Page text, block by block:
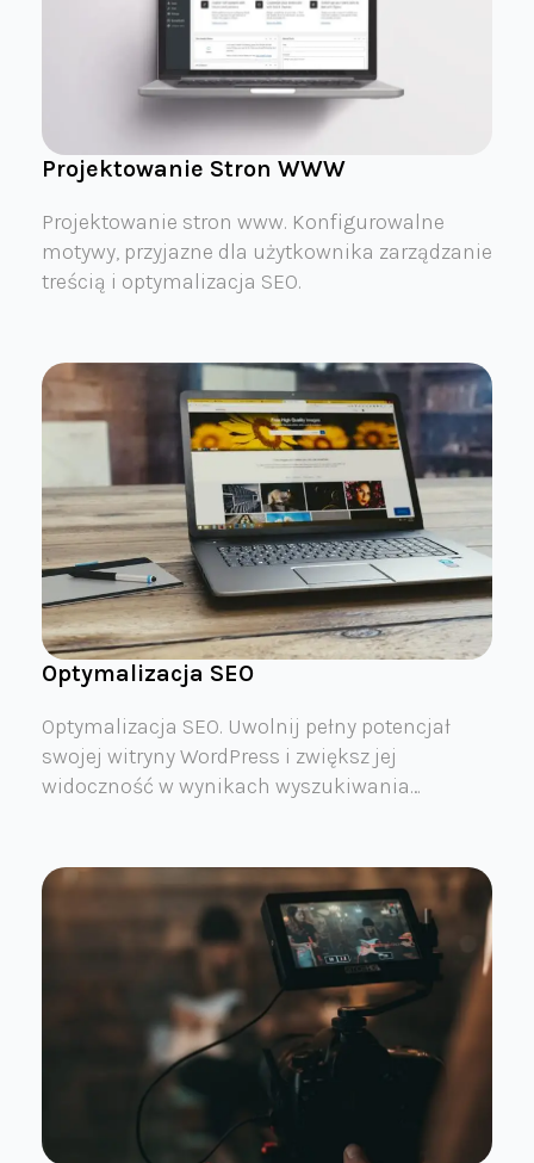
Projektowanie Stron WWW
Projektowanie stron www. Konfigurowalne
motywy, przyjazne dla użytkownika zarządzanie
treścią i optymalizacja SEO.
Optymalizacja SEO
Optymalizacja SEO. Uwolnij pełny potencjał
swojej witryny WordPress i zwiększ jej
widoczność w wynikach wyszukiwania…